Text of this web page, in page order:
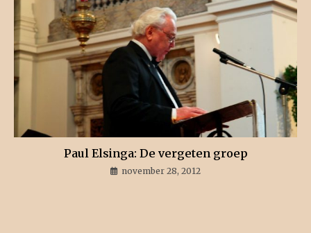
Paul Elsinga: De vergeten groep
november 28, 2012